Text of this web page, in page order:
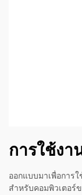
การใช้งา
ออกแบบมาเพื่อการ
สำหรับคอมพิวเตอร์